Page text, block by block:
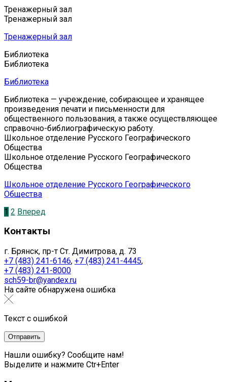
Тренажерный зал
Тренажерный зал
Тренажерный зал
Библиотека
Библиотека
Библиотека
Библиотека — учреждение, собирающее и хранящее
произведения печати и письменности для
общественного пользования, а также осуществляющее
справочно-библиографическую работу.
Школьное отделение Русского Географического
Общества
Школьное отделение Русского Географического
Общества
Школьное отделение Русского Географического
Общества
1 2 Вперед
Контакты
г. Брянск, пр-т Ст. Димитрова, д. 73
+7 (483) 241-6146, +7 (483) 241-4445,
+7 (483) 241-8000
sch59-br@yandex.ru
На сайте обнаружена ошибка
Текст с ошибкой
Нашли ошибку? Сообщите нам!
Выделите и нажмите Ctr+Enter